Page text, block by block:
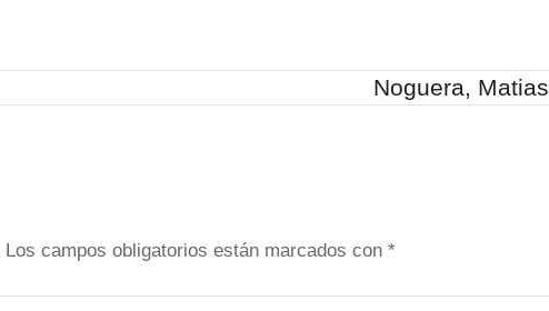
Noguera, Matias
Los campos obligatorios están marcados con *